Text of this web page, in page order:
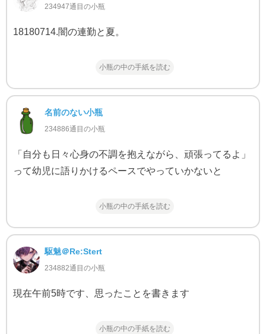
234947通目の小瓶
18180714.闇の連勤と夏。
小瓶の中の手紙を読む
名前のない小瓶
234886通目の小瓶
「自分も日々心身の不調を抱えながら、頑張ってるよ」
って幼児に語りかけるペースでやっていかないと
小瓶の中の手紙を読む
駆魅＠Re:Stert
234882通目の小瓶
現在午前5時です、思ったことを書きます
小瓶の中の手紙を読む